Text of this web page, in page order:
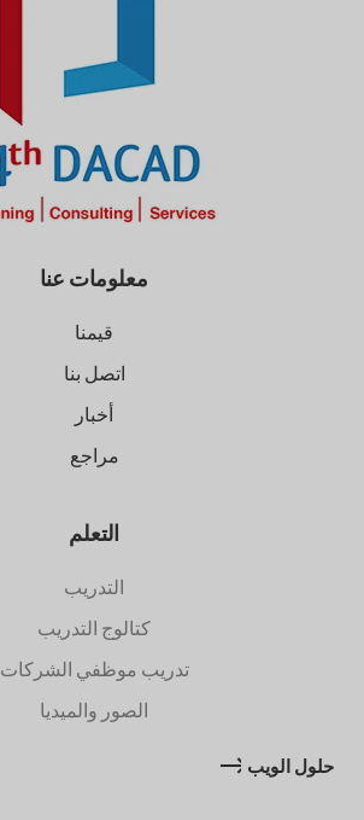
معلومات عنا
قيمنا
اتصل بنا
أخبار
مراجع
التعلم
التدريب
كتالوج التدريب
تدريب موظفي الشركات
الصور والميديا
حلول الويب